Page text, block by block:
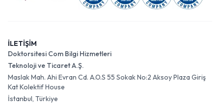
İLETİŞİM
Doktorsitesi Com Bilgi Hizmetleri
Teknoloji ve Ticaret A.Ş.
Maslak Mah. Ahi Evran Cd. A.O.S 55 Sokak No:2 Aksoy Plaza Giriş
Kat Kolektif House
İstanbul, Türkiye